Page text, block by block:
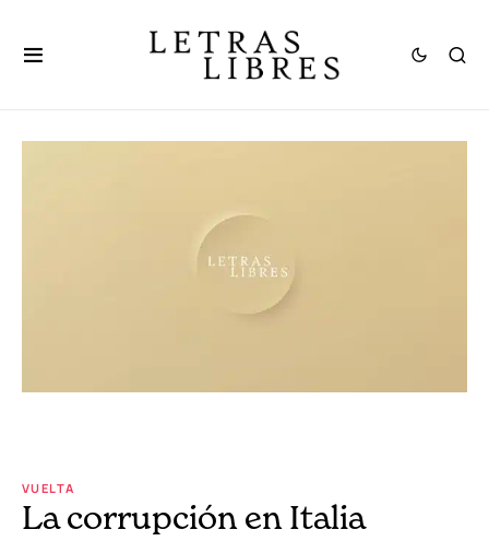
VUELTA
La corrupción en Italia